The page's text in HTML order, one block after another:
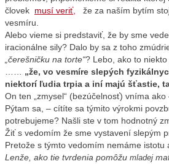
človek musí veriť, že za naším bytím
vesmíru.
Alebo vieme si predstaviť, že by sme
iracionálne sily? Dalo by sa z toho
„čerešničku na torte“? Lebo, ako to
„že, vo vesmíre slepých
niektorí ľudia trpia a iní majú šťastie,
On ten „zmysel“ (bezúčelnosť) vníma ako
Pýtam sa, – cítíte sa týmito výrokmi
potrebujeme? Našli ste v tom hodnotný
Žiť s vedomím že sme vystavení slepým
Pretože s týmto vedomím nemáme istotu
Lenže, ako tie tvrdenia pomôžu mladej